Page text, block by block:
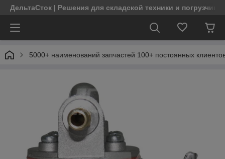
ДельтаСток | Решения для складской техники и
5000+ наименований запчастей 100+ постоянных